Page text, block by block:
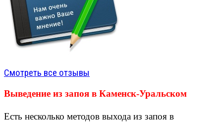
Смотреть все отзывы
Выведение из запоя в Каменск-Уральском
Есть несколько методов выхода из запоя в